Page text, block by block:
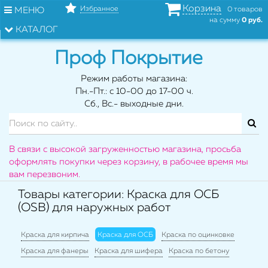
МЕНЮ
КАТАЛОГ
Избранное Корзина
0 товаров
на сумму 0 руб.
Проф Покрытие
Режим работы магазина:
Пн.-Пт.: с 10-00 до 17-00 ч.
Сб., Вс.- выходные дни.
В связи с высокой загруженностью магазина, просьба
оформлять покупки через корзину, в рабочее время мы
вам перезвоним.
Товары категории: Краска для ОСБ
(OSB) для наружных работ
Краска для кирпича Краска для ОСБ Краска по оцинковке
Краска для фанеры Краска для шифера Краска по бетону